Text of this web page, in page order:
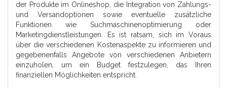
der Produkte im Onlineshop, die Integration von Zahlungs-
und Versandoptionen sowie eventuelle zusätzliche
Funktionen wie Suchmaschinenoptimierung oder
Marketingdienstleistungen. Es ist ratsam, sich im Voraus
über die verschiedenen Kostenaspekte zu informieren und
gegebenenfalls Angebote von verschiedenen Anbietern
einzuholen, um ein Budget festzulegen, das Ihren
finanziellen Möglichkeiten entspricht.